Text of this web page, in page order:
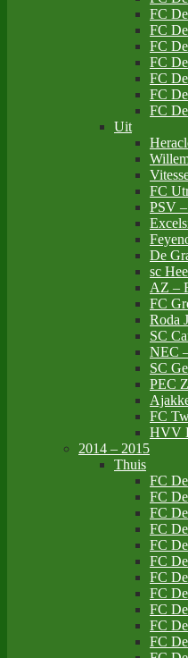
FC
FC
FC
FC
FC
FC
FC
Uit
FC
PSV
De
sc
AZ –
FC
Roda
SC
NEC
SC
PEC
FC
HVV
2014 – 2015
Thuis
FC
FC
FC
FC
FC
FC
FC
FC
FC
FC
FC